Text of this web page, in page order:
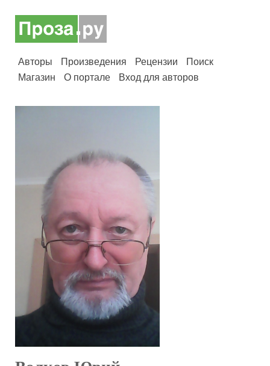
Авторы Произведения Рецензии
Поиск
Магазин
О портале Вход для авторов